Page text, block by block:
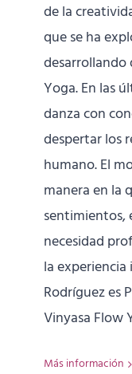
de la
que se ha
desarrollando
Yoga. En las
danza con
despertar los
humano. El
manera en la
sentimientos,
necesidad
la
Rodríguez es
Vinyasa Flow
Más información